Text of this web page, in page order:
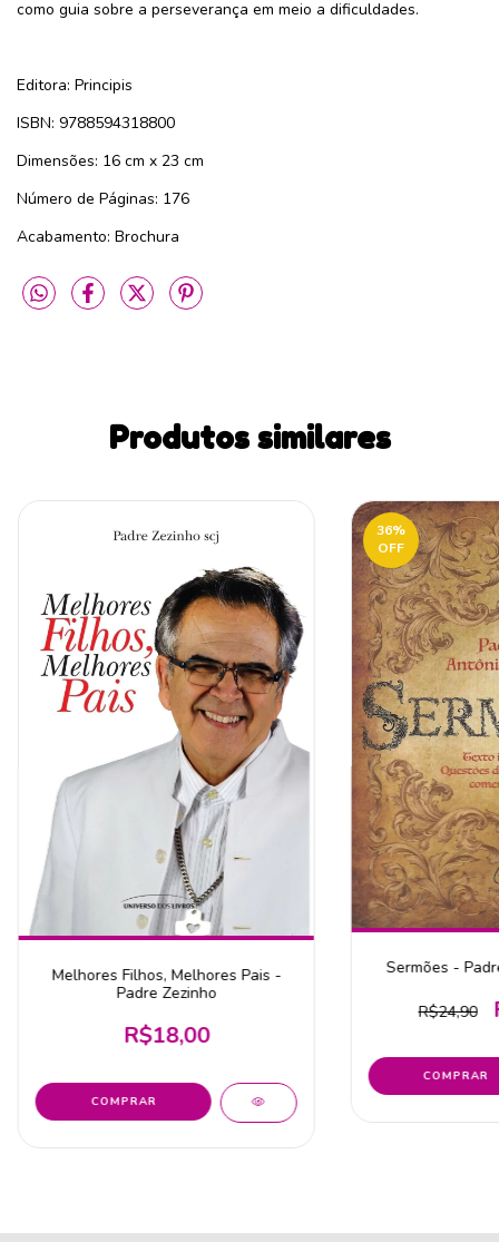
como guia sobre a perseverança em meio a dificuldades.
Editora: Principis
ISBN: 9788594318800
Dimensões: 16 cm x 23 cm
Número de Páginas: 176
Acabamento: Brochura
Produtos similares
Melhores Filhos, Melhores Pais -
Padre Zezinho
R$18,00
36%
OFF
Sermões -
R$24,90